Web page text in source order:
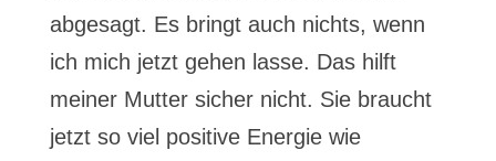
abgesagt. Es bringt auch nichts, wenn
ich mich jetzt gehen lasse. Das hilft
meiner Mutter sicher nicht. Sie braucht
jetzt so viel positive Energie wie